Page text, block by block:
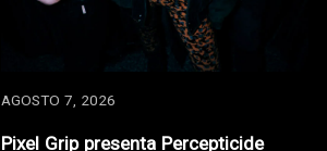
AGOSTO 7, 2026
Pixel Grip presenta Percepticide